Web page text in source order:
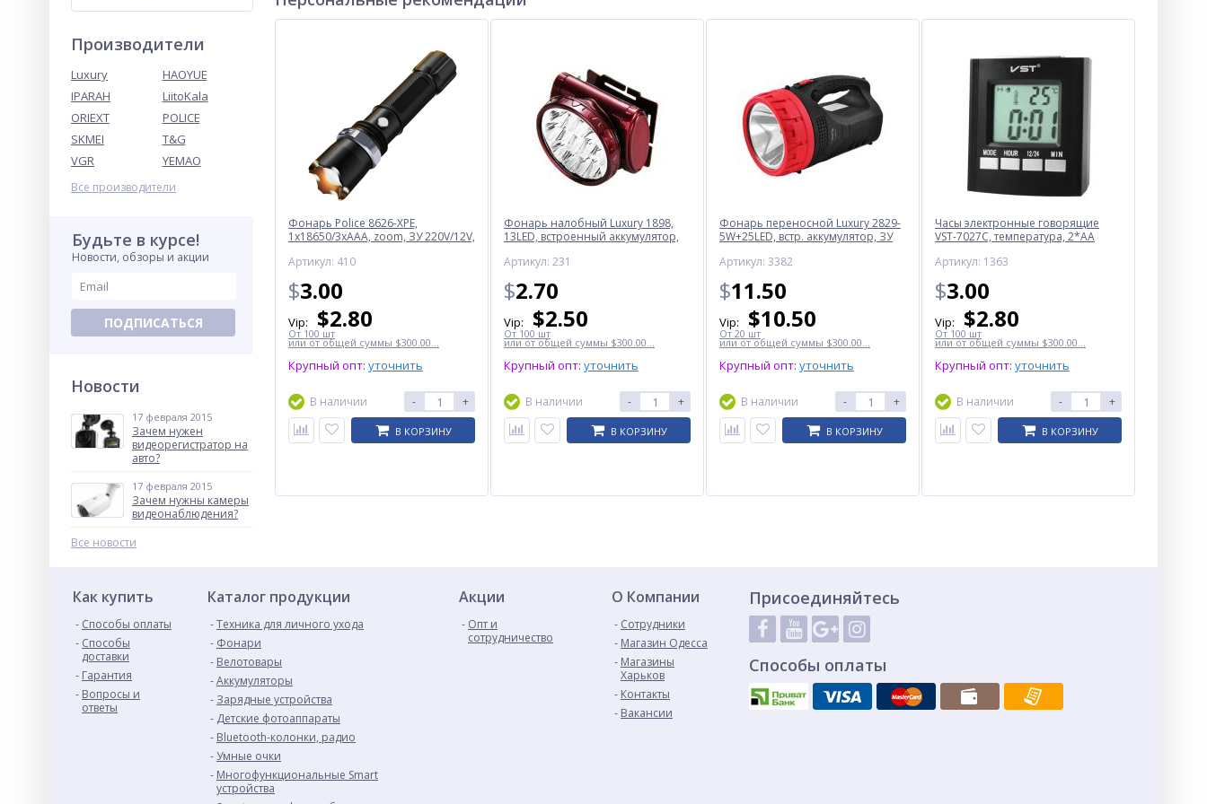
Производители
Luxury
HAOYUE
IPARAH
LiitoKala
ORIEXT
POLICE
SKMEI
T&G
VGR
YEMAO
Все производители
Будьте в курсе!
Новости, обзоры и акции
ПОДПИСАТЬСЯ
Новости
17 февраля 2015
Зачем нужен
видеорегистратор на
авто?
17 февраля 2015
Зачем нужны камеры
видеонаблюдения?
Все новости
Фонарь Police 8626-XPE,
1х18650/3xAAA, zoom, ЗУ 220V/12V,
Артикул: 410
$3.00
Vip: $2.80
От 100 шт
или от общей суммы $300.00...
Крупный опт: уточнить
В наличии - +
В КОРЗИНУ
Фонарь налобный Luxury 1898,
13LED, встроенный аккумулятор,
Артикул: 231
$2.70
Vip: $2.50
От 100 шт
или от общей суммы $300.00...
Крупный опт: уточнить
В наличии - +
В КОРЗИНУ
Фонарь переносной Luxury 2829-
5W+25LED, встр. аккумулятор, ЗУ
Артикул: 3382
$11.50
Vip: $10.50
От 20 шт
или от общей суммы $300.00...
Крупный опт: уточнить
В наличии - +
В КОРЗИНУ
Часы электронные говорящие
VST-7027С, температура, 2*AA
Артикул: 1363
$3.00
Vip: $2.80
От 100 шт
или от общей суммы $300.00...
Крупный опт: уточнить
В наличии - +
В КОРЗИНУ
Как купить
Способы оплаты
Способы
доставки
Гарантия
Вопросы и
ответы
Каталог продукции
Техника для личного ухода
Фонари
Велотовары
Аккумуляторы
Зарядные устройства
Детские фотоаппараты
Bluetooth-колонки, радио
Умные очки
Многофункциональные Smart
устройства
Акции
Опт и
сотрудничество
О Компании
Сотрудники
Магазин Одесса
Магазины
Харьков
Контакты
Вакансии
Присоединяйтесь
Способы оплаты